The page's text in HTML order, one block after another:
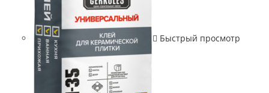
Быстрый просмотр